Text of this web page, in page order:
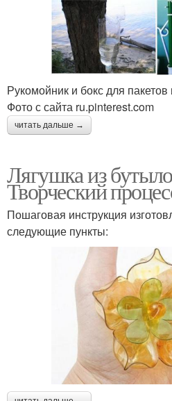
Рукомойник и бокс для
Фото с сайта ru.pinterest.com
читать дальше →
Лягушка из
Творческий
Пошаговая инструкция
следующие пункты: